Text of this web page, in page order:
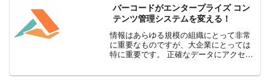
2D のバーコードを使用しているかどうか
にかかわらず、...
バーコードがエンタープライズ コン
テンツ管理システムを変える！
情報はあらゆる規模の組織にとって非常
に重要なものですが、大企業にとっては
特に重要です。 正確なデータにアクセス
行うことも、リーダーが十分な情報に基